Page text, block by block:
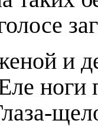
и
ноги